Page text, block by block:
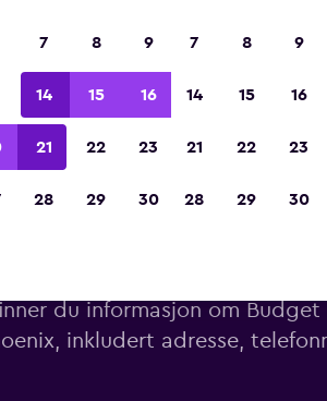
du informasjon om
inkludert adresse,
7 8 9
14 15 16
21 22 23
28 29 30
7 8 9
14 15 16
21 22 23
28 29 30